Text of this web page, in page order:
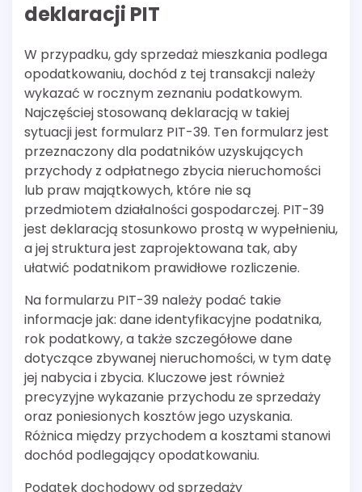
deklaracji PIT
W przypadku, gdy sprzedaż mieszkania podlega
opodatkowaniu, dochód z tej transakcji należy
wykazać w rocznym zeznaniu podatkowym.
Najczęściej stosowaną deklaracją w takiej
sytuacji jest formularz PIT-39. Ten formularz jest
przeznaczony dla podatników uzyskujących
przychody z odpłatnego zbycia nieruchomości
lub praw majątkowych, które nie są
przedmiotem działalności gospodarczej. PIT-39
jest deklaracją stosunkowo prostą w wypełnieniu,
a jej struktura jest zaprojektowana tak, aby
ułatwić podatnikom prawidłowe rozliczenie.
Na formularzu PIT-39 należy podać takie
informacje jak: dane identyfikacyjne podatnika,
rok podatkowy, a także szczegółowe dane
dotyczące zbywanej nieruchomości, w tym datę
jej nabycia i zbycia. Kluczowe jest również
precyzyjne wykazanie przychodu ze sprzedaży
oraz poniesionych kosztów jego uzyskania.
Różnica między przychodem a kosztami stanowi
dochód podlegający opodatkowaniu.
Podatek dochodowy od sprzedaży